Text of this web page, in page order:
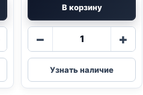
В корзину
−
Количество
Pro
Plan
Vet
+
Узнать наличие